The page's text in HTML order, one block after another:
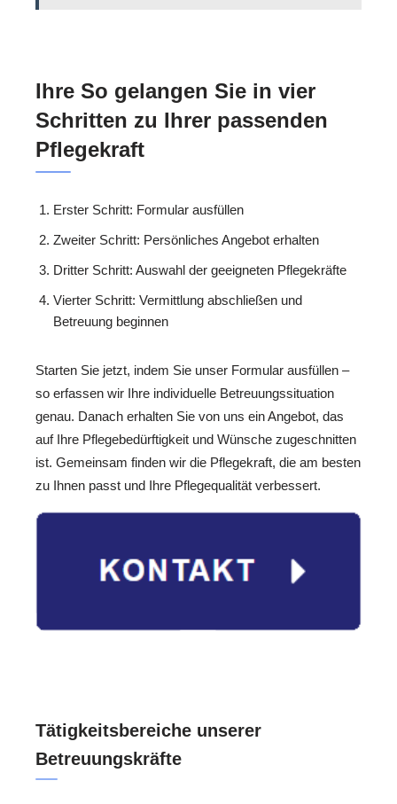
Ihre So gelangen Sie in vier
Schritten zu Ihrer passenden
Pflegekraft
Erster Schritt: Formular ausfüllen
Zweiter Schritt: Persönliches Angebot erhalten
Dritter Schritt: Auswahl der geeigneten Pflegekräfte
Vierter Schritt: Vermittlung abschließen und
Betreuung beginnen
Starten Sie jetzt, indem Sie unser Formular ausfüllen –
so erfassen wir Ihre individuelle Betreuungssituation
genau. Danach erhalten Sie von uns ein Angebot, das
auf Ihre Pflegebedürftigkeit und Wünsche zugeschnitten
ist. Gemeinsam finden wir die Pflegekraft, die am besten
zu Ihnen passt und Ihre Pflegequalität verbessert.
Tätigkeitsbereiche unserer
Betreuungskräfte